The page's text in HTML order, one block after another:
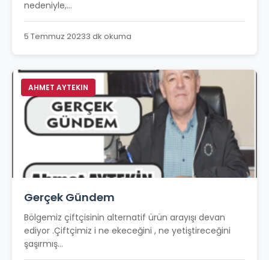
nedeniyle,...
5 Temmuz 20233 dk okuma
AHMET AYTEKIN
Gerçek Gündem
Bölgemiz çiftçisinin alternatif ürün arayışı devan
ediyor .Çiftçimiz i ne ekeceğini , ne yetiştireceğini
şaşırmış...